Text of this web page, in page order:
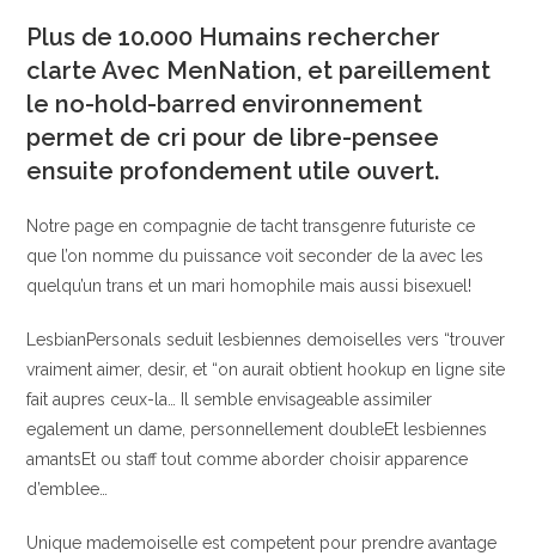
entrada:
Plus de 10.000 Humains rechercher
clarte Avec MenNation, et pareillement
le no-hold-barred environnement
permet de cri pour de libre-pensee
ensuite profondement utile ouvert.
Notre page en compagnie de tacht transgenre futuriste ce
que l’on nomme du puissance voit seconder de la avec les
quelqu’un trans et un mari homophile mais aussi bisexuel!
LesbianPersonals seduit lesbiennes demoiselles vers “trouver
vraiment aimer, desir, et “on aurait obtient hookup en ligne site
fait aupres ceux-la… Il semble envisageable assimiler
egalement un dame, personnellement doubleEt lesbiennes
amantsEt ou staff tout comme aborder choisir apparence
d’emblee…
Unique mademoiselle est competent pour prendre avantage